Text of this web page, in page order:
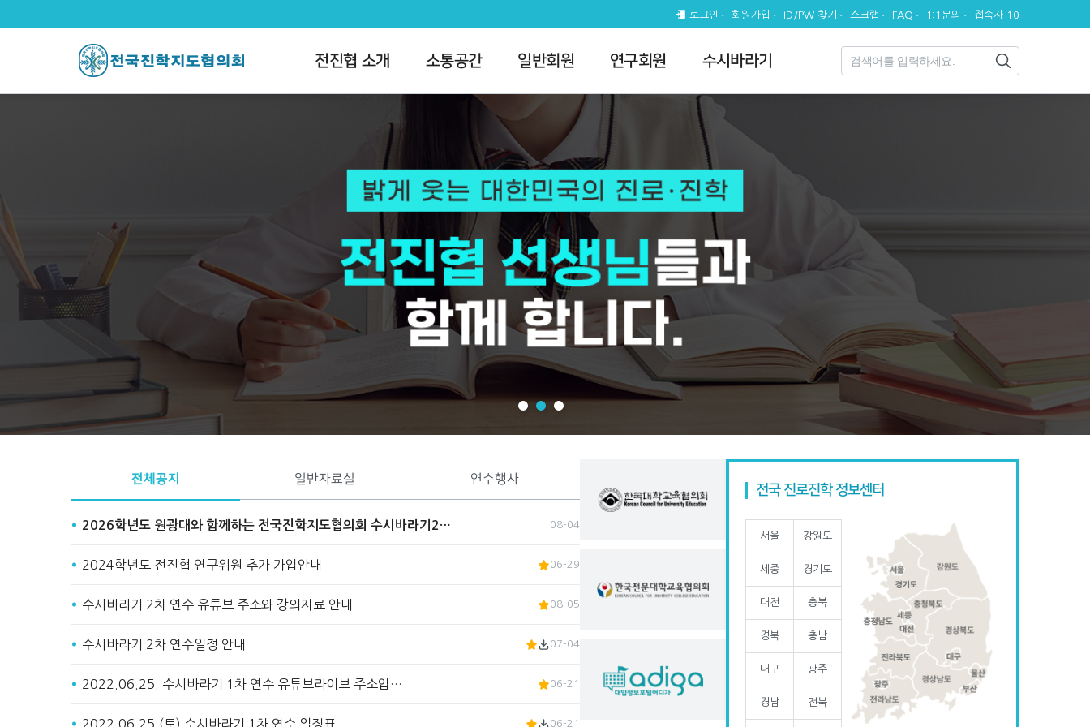
로그인 회원가입 ID/PW 찾기 스크랩 FAQ 1:1문의 접속자 10
전진협 소개 소통공간 일반회원 연구회원 수시바라기
전체공지
2026학년도 원광대와 함께하는 전국진학지도협의회 수시바라기2… 08-04
2024학년도 전진협 연구위원 추가 가입안내 06-29
수시바라기 2차 연수 유튜브 주소와 강의자료 안내 08-05
수시바라기 2차 연수일정 안내 07-04
2022.06.25. 수시바라기 1차 연수 유튜브라이브 주소입… 06-21
2022.06.25.(토) 수시바라기 1차 연수 일정표 06-21
일반자료실 연수행사
전국 진로진학 정보센터
서울 강원도
세종 경기도
대전 충북
경북 충남
대구 광주
경남 전북